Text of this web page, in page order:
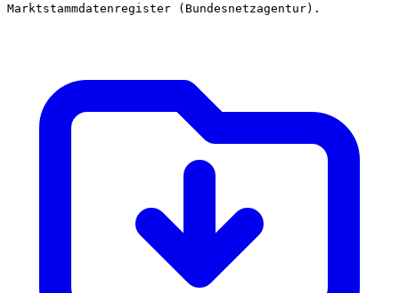
Marktstammdatenregister (Bundesnetzagentur).